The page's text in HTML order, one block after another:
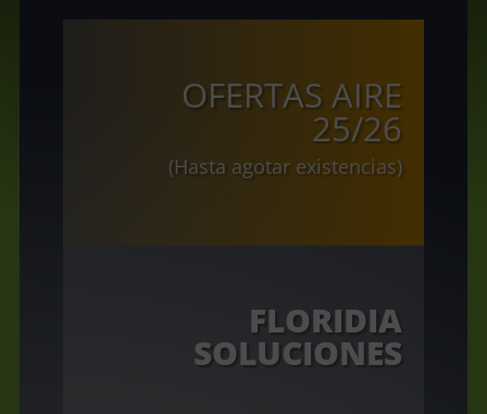
OFERTAS AIRE
25/26
(Hasta agotar existencias)
FLORIDIA
SOLUCIONES